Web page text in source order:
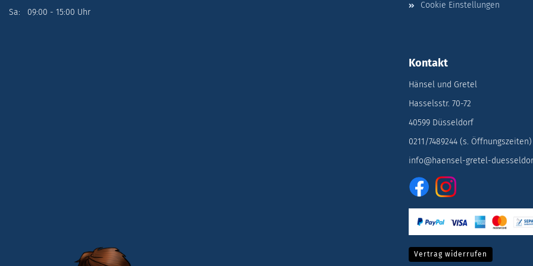
Sa: 09:00 - 15:00 Uhr
Cookie Einstellungen
Kontakt
Hänsel und Gretel
Hasselsstr. 70-72
40599 Düsseldorf
0211/7489244 (s. Öffnungszeiten)
info@haensel-gretel-
Vertrag widerrufen